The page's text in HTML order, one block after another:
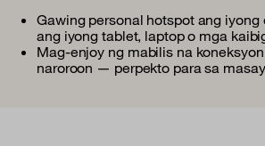
Gawing personal hotspot ang iyong
ang iyong tablet, laptop o mga
Mag-enjoy ng mabilis na
naroroon — perpekto para sa